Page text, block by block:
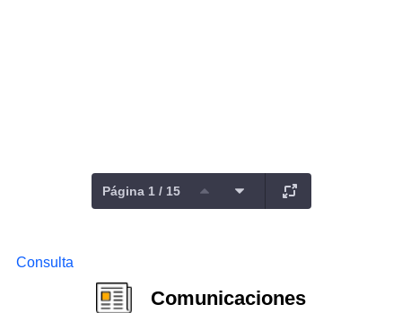
Página 1 / 15
Consulta
Comunicaciones